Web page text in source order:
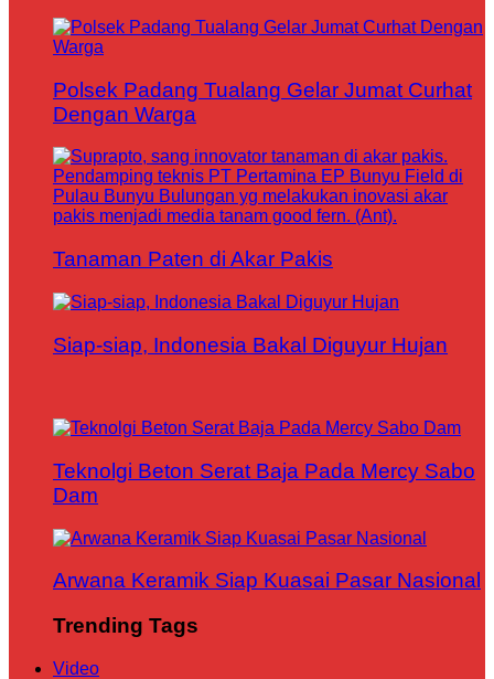
Polsek Padang Tualang Gelar Jumat Curhat
Dengan Warga
Tanaman Paten di Akar Pakis
Siap-siap, Indonesia Bakal Diguyur Hujan
Teknolgi Beton Serat Baja Pada Mercy Sabo
Dam
Arwana Keramik Siap Kuasai Pasar Nasional
Trending Tags
Video